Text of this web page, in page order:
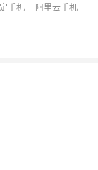
手机
阿里云手机